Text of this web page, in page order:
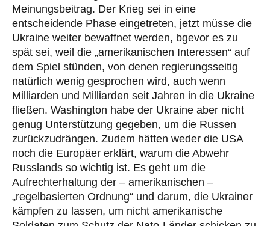
Meinungsbeitrag. Der Krieg sei in eine
entscheidende Phase eingetreten, jetzt müsse die
Ukraine weiter bewaffnet werden, bgevor es zu
spät sei, weil die „amerikanischen Interessen“ auf
dem Spiel stünden, von denen regierungsseitig
natürlich wenig gesprochen wird, auch wenn
Milliarden und Milliarden seit Jahren in die Ukraine
fließen. Washington habe der Ukraine aber nicht
genug Unterstützung gegeben, um die Russen
zurückzudrängen. Zudem hätten weder die USA
noch die Europäer erklärt, warum die Abwehr
Russlands so wichtig ist. Es geht um die
Aufrechterhaltung der – amerikanischen –
„regelbasierten Ordnung“ und darum, die Ukrainer
kämpfen zu lassen, um nicht amerikanische